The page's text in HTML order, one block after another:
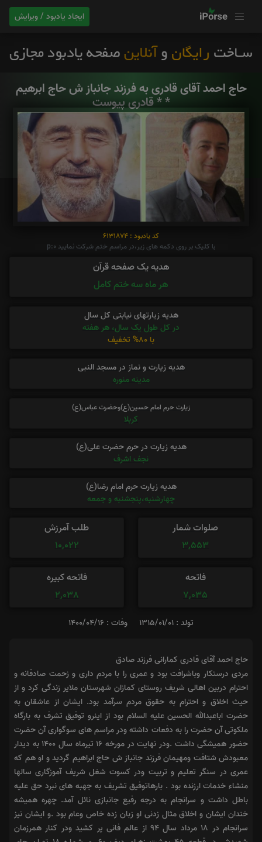
ایجاد یادبود / ویرایش
حاج احمد آقای قادری به فرزند جانباز ش حاج ابرهیم
قادری پیوست * *
کد یادبود : 6131874
با کلیک بر روی دکمه های زیر،در مراسم ختم شرکت نمایید p:0
هدیه یک صفحه قرآن
هر ماه سه ختم کامل
هدیه زیارتهای نیابتی کل سال
در کل طول یک سال، هر هفته
با 80% تخفیف
هدیه زیارت و نماز در مسجد النبی
مدینه منوره
زیارت حرم امام حسین(ع)وحضرت عباس(ع)
کربلا
هدیه زیارت در حرم حضرت علی(ع)
نجف اشرف
هدیه زیارت حرم امام رضا(ع)
چهارشنبه،پنجشنبه و جمعه
صلوات شمار
3,553
طلب آمرزش
10,022
فاتحه
7,035
فاتحه کبیره
2,038
تولد : 1315/01/01 وفات : 1400/04/16
حاج احمد آقای قادری کمارانی فرزند صادق
مردی درستکار وباشرافت بود و عمری را با مردم داری و زحمت صادقانه و
احترام دربین اهالی شریف روستای کمازان شهرستان ملایر زندگی کرد و از
حیث اخلاق و احترام به حقوق مردم سرآمد بود. ایشان از عاشقان به
حضرت اباعبدالله الحسین علیه السلام بود از اینرو توفیق تشرف به بارگاه
ملکوتی آن حضرت را به دفعات داشته ودر مراسم های سوگواری آن حضرت
حضور همیشگی داشت .ودر نهایت در مورخه ۱۶ تیرماه سال ۱۴۰۰ به دیدار
معبودش شتافت ومهیمان فرزند جانباز ش حاج ابراهیم گردید و او هم که
عمری در سنگر تعلیم و تربیت ودر کسوت شغل شریف آموزگاری سالها
منشاء خدمات ارزنده بود . بارهاتوفیق تشریف به جهبه های نبرد حق علیه
باطل داشت و سرانجام به درجه رفیع جانبازی نائل آمد. چهره همیشه
خندان ایشان و اخلاق مثال زدنی او زبان زده خاص وعام بود .و ایشان نیز
سرانجام در ۱۸ مرداد سال ۹۴ از عالم فانی پر کشید ودر کنار همرزمان